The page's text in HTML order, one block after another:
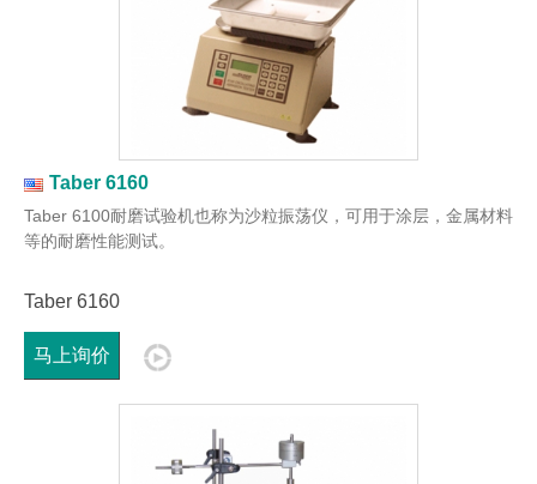
Taber 6160
Taber 6100耐磨试验机也称为沙粒振荡仪，可用于涂层，金属材料
等的耐磨性能测试。
Taber 6160
马上询价